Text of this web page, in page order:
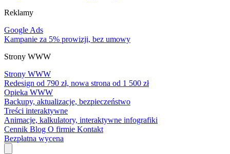
Reklamy
Google Ads
Kampanie za 5% prowizji, bez umowy
Strony WWW
Strony WWW
Redesign od 790 zł, nowa strona od 1 500 zł
Opieka WWW
Backupy, aktualizacje, bezpieczeństwo
Treści interaktywne
Animacje, kalkulatory, interaktywne infografiki
Cennik Blog O firmie Kontakt
Bezpłatna wycena